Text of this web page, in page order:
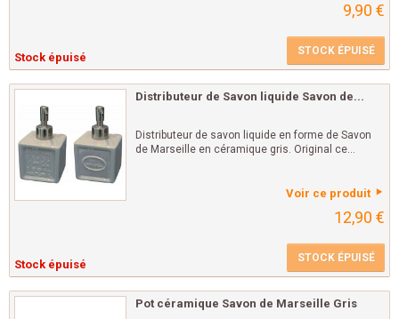
9,90 €
Stock épuisé STOCK ÉPUISÉ
Distributeur de Savon liquide Savon de...
Distributeur de savon liquide en forme de Savon
de Marseille en céramique gris. Original ce...
Voir ce produit
12,90 €
Stock épuisé STOCK ÉPUISÉ
Pot céramique Savon de Marseille Gris